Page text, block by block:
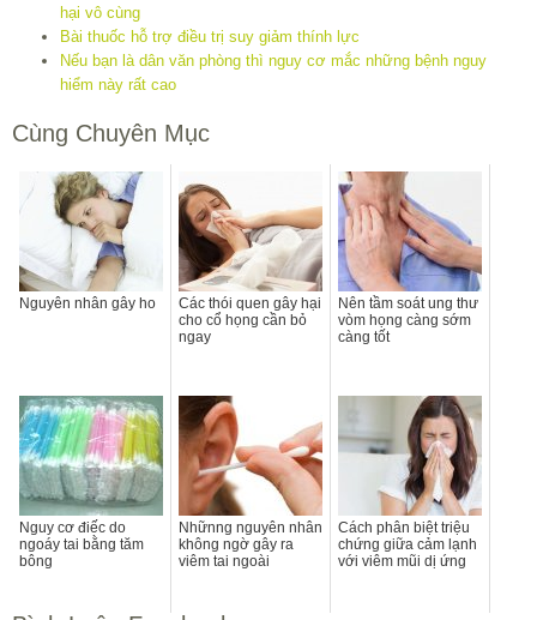
hại vô cùng
Bài thuốc hỗ trợ điều trị suy giảm thính lực
Nếu bạn là dân văn phòng thì nguy cơ mắc những bệnh nguy
hiểm này rất cao
Cùng Chuyên Mục
Nguyên nhân gây ho
Các thói quen gây hại
cho cổ họng cần bỏ
ngay
Nên tầm soát ung thư
vòm họng càng sớm
càng tốt
Nguy cơ điếc do
ngoáy tai bằng tăm
bông
Nhữnng nguyên nhân
không ngờ gây ra
viêm tai ngoài
Cách phân biệt triệu
chứng giữa cảm lạnh
với viêm mũi dị ứng